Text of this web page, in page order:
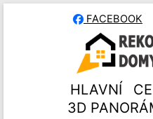
FACEBOOK
HLAVNÍ
3D